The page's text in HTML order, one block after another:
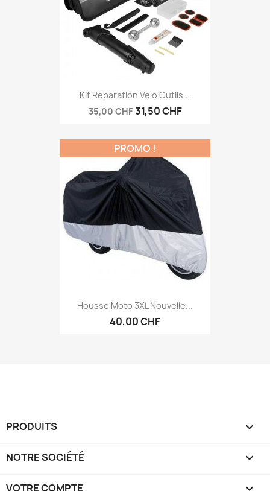
Kit Reparation Velo Outils...
35,00 CHF31,50 CHF
Housse Moto 3XL Nouvelle...
40,00 CHF
PROMO !
PRODUITS 
NOTRE SOCIÉTÉ 
VOTRE COMPTE